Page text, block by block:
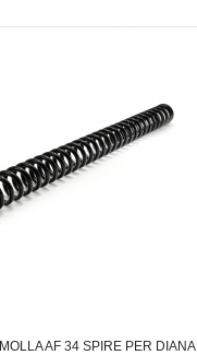
MOLLA AF 34 SPIRE PER DIANA